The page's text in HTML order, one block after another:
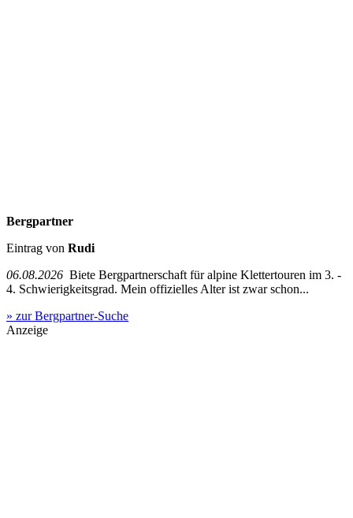
Bergpartner
Eintrag von Rudi
06.08.2026 Biete Bergpartnerschaft für alpine Klettertouren im 3. -
4. Schwierigkeitsgrad. Mein offizielles Alter ist zwar schon...
» zur Bergpartner-Suche
Anzeige